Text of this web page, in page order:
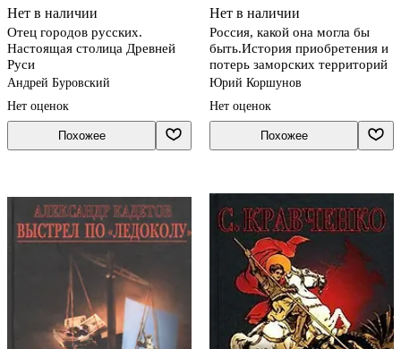
Нет в наличии
Отец городов русских.
Настоящая столица Древней
Руси
Андрей Буровский
Нет оценок
Похожее
Нет в наличии
Россия, какой она могла бы
быть.История приобретения и
потерь заморских территорий
Юрий Коршунов
Нет оценок
Похожее